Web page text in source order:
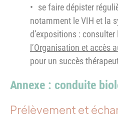
se faire dépister
notamment le VIH et la
d’expositions :
l’Organisation et accès
pour un succès
Annexe : conduite
Prélèvement et